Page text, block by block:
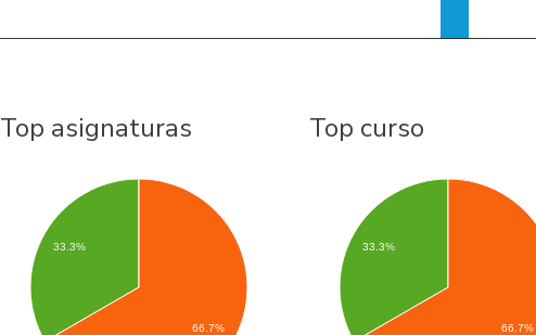
Top asignaturas
33.3%
66.7%
Top curso
33.3%
66.7%